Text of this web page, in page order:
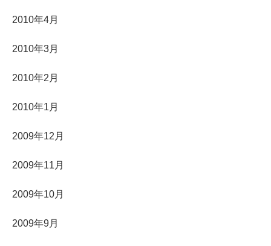
2010年4月
2010年3月
2010年2月
2010年1月
2009年12月
2009年11月
2009年10月
2009年9月